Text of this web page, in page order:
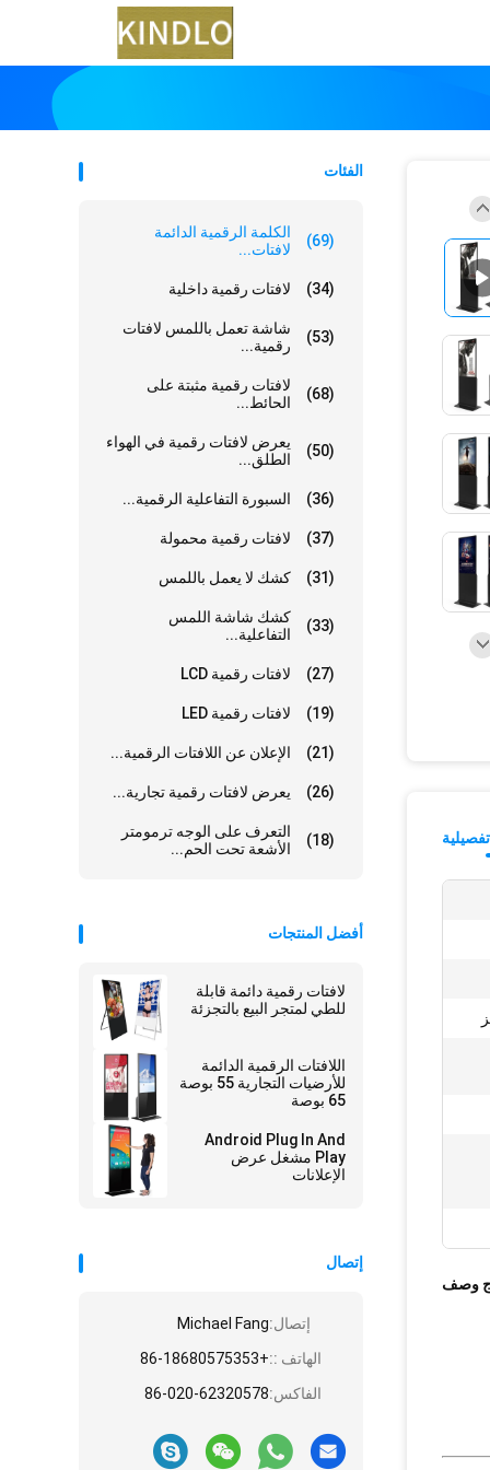
الفئات
الكلمة الرقمية الدائمة
لافتات...
(69)
لافتات رقمية داخلية (34)
شاشة تعمل باللمس لافتات
رقمية...
(53)
لافتات رقمية مثبتة على
الحائط...
(68)
يعرض لافتات رقمية في الهواء
الطلق...
(50)
السبورة التفاعلية الرقمية... (36)
لافتات رقمية محمولة (37)
كشك لا يعمل باللمس (31)
كشك شاشة اللمس
التفاعلية...
(33)
لافتات رقمية LCD (27)
لافتات رقمية LED (19)
الإعلان عن اللافتات الرقمية... (21)
يعرض لافتات رقمية تجارية... (26)
التعرف على الوجه ترمومتر
الأشعة تحت الحم...
(18)
أفضل المنتجات
لافتات رقمية دائمة قابلة
للطي لمتجر البيع بالتجزئة
اللافتات الرقمية الدائمة
للأرضيات التجارية 55 بوصة
65 بوصة
Android Plug In And
Play مشغل عرض
الإعلانات
إتصال
إتصال:Michael Fang
الهاتف ::+86-18680575353
الفاكس:86-020-62320578
وصف